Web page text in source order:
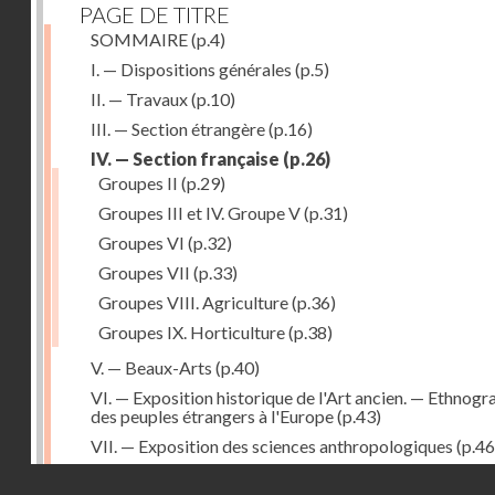
PAGE DE TITRE
SOMMAIRE(p.4)
I. — Dispositions générales (p.5)
II. — Travaux(p.10)
III. — Section étrangère(p.16)
IV. — Section française (p.26)
Groupes II (p.29)
Groupes III et IV. Groupe V(p.31)
Groupes VI (p.32)
Groupes VII (p.33)
Groupes VIII. Agriculture(p.36)
Groupes IX. Horticulture(p.38)
V. — Beaux-Arts (p.40)
VI. — Exposition historique de l'Art ancien. —
des peuples étrangers à l'Europe(p.43)
VII. — Exposition des sciences anthropologiques